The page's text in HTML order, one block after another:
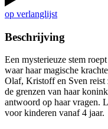
op verlanglijst
Beschrijving
Een mysterieuze stem
waar haar magische
Olaf, Kristoff en Sven reist
de grenzen van haar
antwoord op haar vragen.
voor kinderen vanaf 4 jaar.